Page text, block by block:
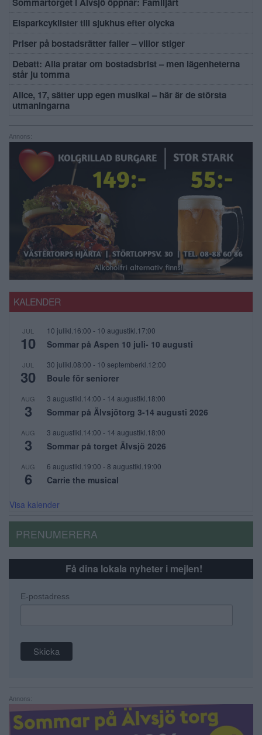
Elsparkcyklister till sjukhus efter olycka
Priser på bostadsrätter faller – villor stiger
Debatt: Alla pratar om bostadsbrist – men lägenheterna
står ju tomma
Alice, 17, sätter upp egen musikal – här är de största
utmaningarna
Annons:
KALENDER
JUL
10
10 julikl.16:00 - 10 augustikl.17:00
Sommar på Aspen 10 juli- 10 augusti
JUL
30
30 julikl.08:00 - 10 septemberkl.12:00
Boule för seniorer
AUG
3
3 augustikl.14:00 - 14 augustikl.18:00
Sommar på Älvsjötorg 3-14 augusti 2026
AUG
3
3 augustikl.14:00 - 14 augustikl.18:00
Sommar på torget Älvsjö 2026
AUG
6
6 augustikl.19:00 - 8 augustikl.19:00
Carrie the musical
Visa kalender
PRENUMERERA
Få dina lokala nyheter i mejlen!
E-postadress
Annons: